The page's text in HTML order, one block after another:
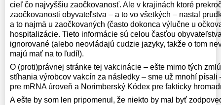
cieľ čo najvyššiu zaočkovanosť. Ale v krajinách ktoré
zaočkovanosti obyvateľstva – a to vo všetkých – nastal
a to najmä u zaočkovaných (často dokonca výlučne u
hospitalizácie. Tieto informácie sú celou časťou
ignorované (alebo neovládajú cudzie jazyky, takže o tom
majú mať na to ľudí!).
O (proti)právnej stránke tej vakcinácie – ešte mimo tých
stíhania výrobcov vakcín za následky – sme už mnohí
pre mRNA úroveň a Norimberský Kódex pre fakticky
A ešte by som len pripomenul, že niekto by mal byť